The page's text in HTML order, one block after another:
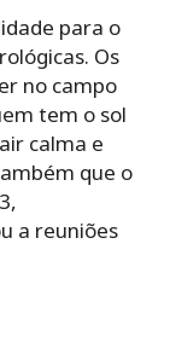
para o
Os
no campo
tem o sol
calma e
que o
a reuniões